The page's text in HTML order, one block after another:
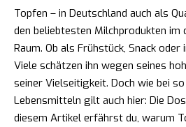
Topfen – in Deutschland auch als
den beliebtesten Milchprodukten im
Raum. Ob als Frühstück, Snack
Viele schätzen ihn wegen seines
seiner Vielseitigkeit. Doch wie bei
Lebensmitteln gilt auch hier: Die
diesem Artikel erfährst du, warum